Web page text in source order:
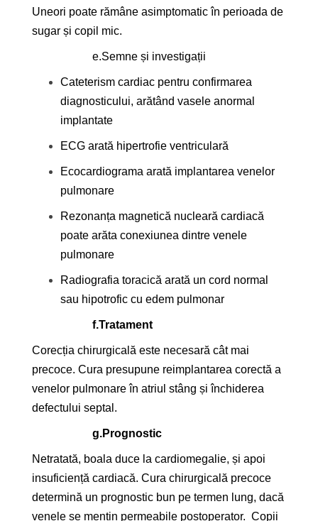
Uneori poate rămâne asimptomatic în perioada de
sugar și copil mic.
e.Semne și investigații
Cateterism cardiac pentru confirmarea
diagnosticului, arătând vasele anormal
implantate
ECG arată hipertrofie ventriculară
Ecocardiograma arată implantarea venelor
pulmonare
Rezonanța magnetică nucleară cardiacă
poate arăta conexiunea dintre venele
pulmonare
Radiografia toracică arată un cord normal
sau hipotrofic cu edem pulmonar
f.Tratament
Corecția chirurgicală este necesară cât mai
precoce. Cura presupune reimplantarea corectă a
venelor pulmonare în atriul stâng și închiderea
defectului septal.
g.Prognostic
Netratată, boala duce la cardiomegalie, și apoi
insuficiență cardiacă. Cura chirurgicală precoce
determină un prognostic bun pe termen lung, dacă
venele se mențin permeabile postoperator. Copii